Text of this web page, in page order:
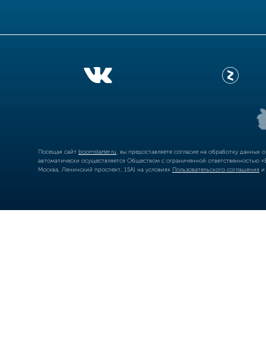
Посещая сайт boomstarter.ru , вы предоставляете согласие на обработку
автоматически осуществляется Обществом с ограниченной
Москва, Ленинский проспект, 15А) на условиях Пользовательского соглашения и